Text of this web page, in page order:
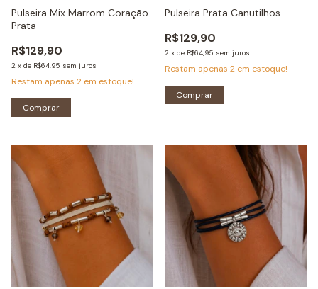
Pulseira Mix Marrom Coração
Prata
R$129,90
2 x de R$64,95 sem juros
Restam apenas 2 em estoque!
Comprar
Pulseira Prata Canutilhos
R$129,90
2 x de R$64,95 sem juros
Restam apenas 2 em estoque!
Comprar